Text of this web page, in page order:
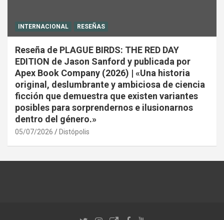
INTERNACIONAL RESEÑAS
Reseña de PLAGUE BIRDS: THE RED DAY
EDITION de Jason Sanford y publicada por
Apex Book Company (2026) | «Una historia
original, deslumbrante y ambiciosa de ciencia
ficción que demuestra que existen variantes
posibles para sorprendernos e ilusionarnos
dentro del género.»
05/07/2026 Distópolis